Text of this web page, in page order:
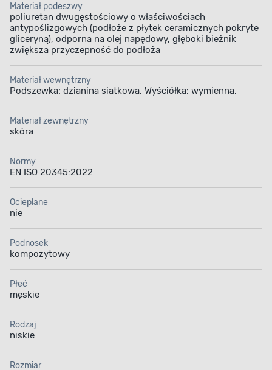
Materiał podeszwy
poliuretan dwugęstościowy o właściwościach
antypoślizgowych (podłoże z płytek ceramicznych pokryte
gliceryną), odporna na olej napędowy, głęboki bieżnik
zwiększa przyczepność do podłoża
Materiał wewnętrzny
Podszewka: dzianina siatkowa. Wyściółka: wymienna.
Materiał zewnętrzny
skóra
Normy
EN ISO 20345:2022
Ocieplane
nie
Podnosek
kompozytowy
Płeć
męskie
Rodzaj
niskie
Rozmiar